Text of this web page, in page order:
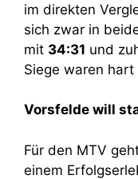
im direkten
sich zwar in
mit 34:31 und
Siege waren
Vorsfelde will
Für den MTV
einem